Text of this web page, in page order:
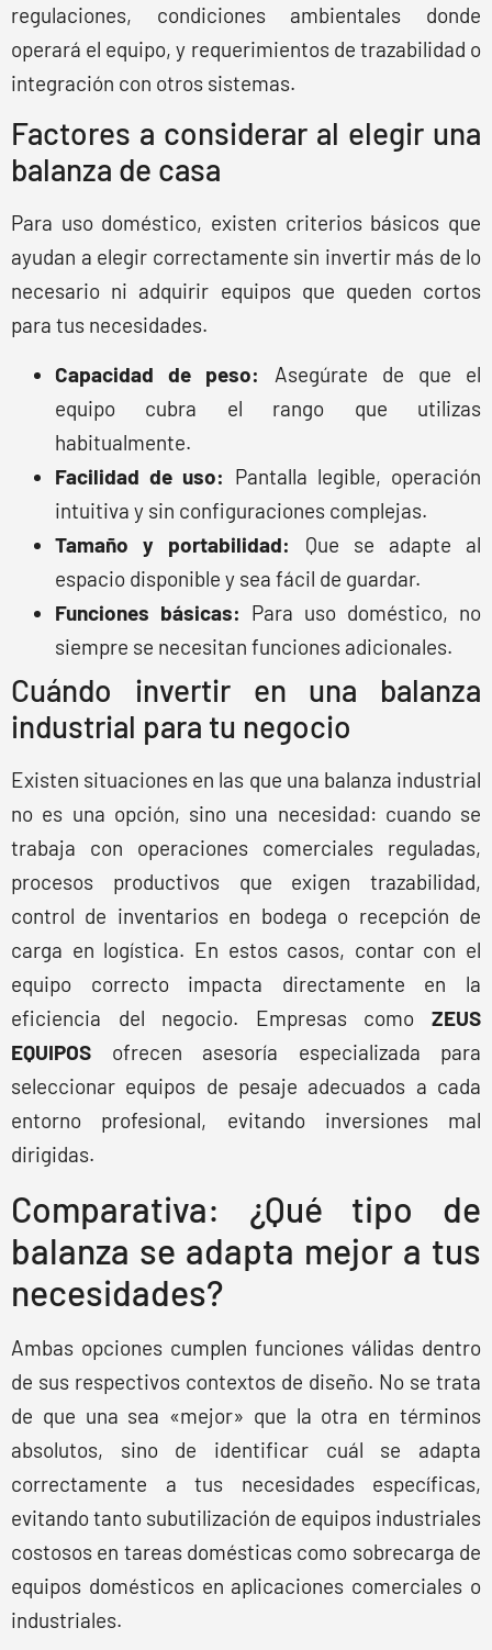
regulaciones, condiciones ambientales donde
operará el equipo, y requerimientos de trazabilidad o
integración con otros sistemas.
Factores a considerar al elegir una
balanza de casa
Para uso doméstico, existen criterios básicos que
ayudan a elegir correctamente sin invertir más de lo
necesario ni adquirir equipos que queden cortos
para tus necesidades.
Capacidad de peso:
Asegúrate de que el
equipo cubra el rango que utilizas
habitualmente.
Facilidad de uso: Pantalla legible, operación
intuitiva y sin configuraciones complejas.
Tamaño y portabilidad:
Que se adapte al
espacio disponible y sea fácil de guardar.
Funciones básicas: Para uso doméstico, no
siempre se necesitan funciones adicionales.
Cuándo invertir en una balanza
industrial para tu negocio
Existen situaciones en las que una balanza industrial
no es una opción, sino una necesidad: cuando se
trabaja con operaciones comerciales reguladas,
procesos productivos que exigen trazabilidad,
control de inventarios en bodega o recepción de
carga en logística. En estos casos, contar con el
equipo correcto impacta directamente en la
eficiencia del negocio. Empresas como ZEUS
EQUIPOS ofrecen asesoría especializada para
seleccionar equipos de pesaje adecuados a cada
entorno profesional, evitando inversiones mal
dirigidas.
Comparativa: ¿Qué tipo de
balanza se adapta mejor a tus
necesidades?
Ambas opciones cumplen funciones válidas dentro
de sus respectivos contextos de diseño. No se trata
de que una sea «mejor» que la otra en términos
absolutos, sino de identificar cuál se adapta
correctamente a tus necesidades específicas,
evitando tanto subutilización de equipos industriales
costosos en tareas domésticas como sobrecarga de
equipos domésticos en aplicaciones comerciales o
industriales.